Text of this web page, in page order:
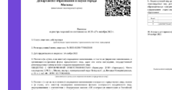
обучено более 350 чиновников таких
— Республика Алтай
— Республика Бурятия
— Карачаево-Черкесская Республика
— Новосибирская область
— Ямало-Ненецкий автономный округ